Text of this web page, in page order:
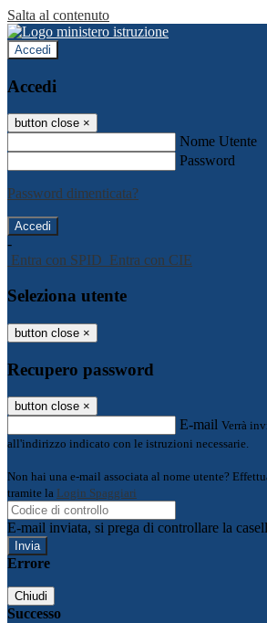
Salta al contenuto
Accedi
Accedi
button close ×
Nome Utente
Password
Password dimenticata?
-
Entra con SPID Entra con CIE
Seleziona utente
button close ×
Recupero password
button close ×
E-mail Verrà
all'indirizzo indicato con le istruzioni necessarie.
Non hai una e-mail associata al nome utente?
tramite la Login Spaggiari
E-mail inviata, si prega di controllare la
Errore
Chiudi
Successo